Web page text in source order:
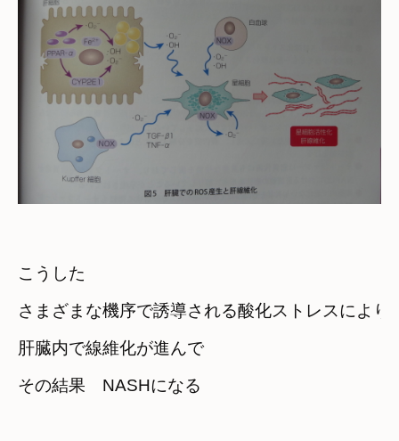
こうした
さまざまな機序で誘導される酸化ストレスにより
肝臓内で線維化が進んで
その結果　NASHになる